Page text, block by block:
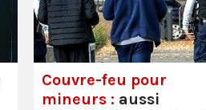
Couvre-feu pour
mineurs : aussi